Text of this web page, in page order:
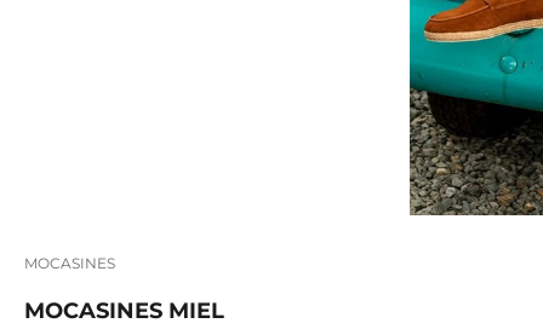
MOCASINES
MOCASINES MIEL